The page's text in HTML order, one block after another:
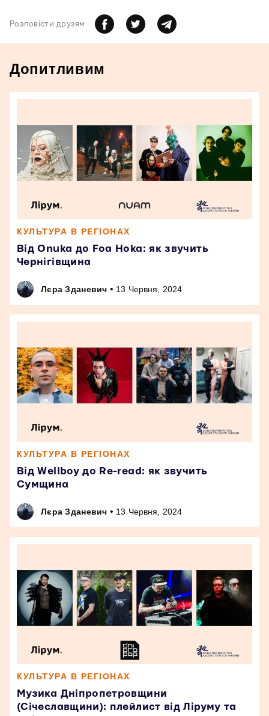
Розповiсти друзям
Допитливим
КУЛЬТУРА В РЕГІОНАХ
Від Onuka до Foa Hoka: як звучить
Чернігівщина
Лєра Зданевич • 13 Червня, 2024
КУЛЬТУРА В РЕГІОНАХ
Від Wellboy до Re-read: як звучить
Сумщина
Лєра Зданевич • 13 Червня, 2024
КУЛЬТУРА В РЕГІОНАХ
Музика Дніпропетровщини
(Січеславщини): плейлист від Ліруму та